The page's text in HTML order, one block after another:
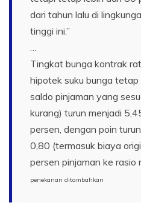
dari tahun lalu di
tinggi ini.”
…
Tingkat bunga kontrak
hipotek suku bunga
saldo pinjaman yang
kurang) turun menjadi
persen, dengan poin
0,80 (termasuk biaya
persen pinjaman ke rasio
penekanan ditambahkan